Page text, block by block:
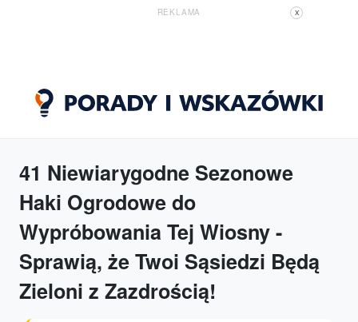
REKLAMA X
41 Niewiarygodne Sezonowe
Haki Ogrodowe do
Wypróbowania Tej Wiosny -
Sprawią, że Twoi Sąsiedzi Będą
Zieloni z Zazdrością!